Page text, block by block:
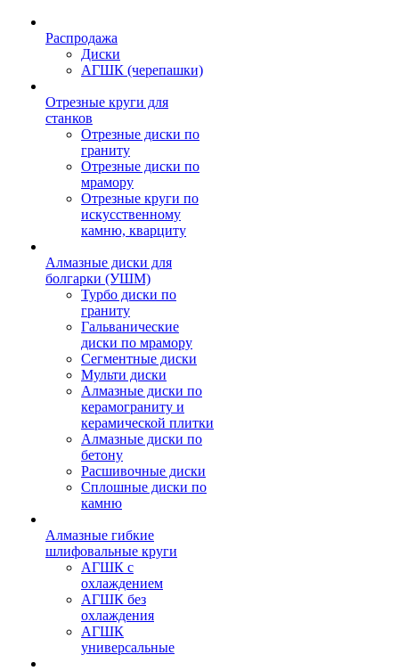
Распродажа
Диски
АГШК (черепашки)
Отрезные круги для
станков
Отрезные диски по
граниту
Отрезные диски по
мрамору
Отрезные круги по
искусственному
камню, кварциту
Алмазные диски для
болгарки (УШМ)
Турбо диски по
граниту
Гальванические
диски по мрамору
Сегментные диски
Мульти диски
Алмазные диски по
керамограниту и
керамической плитки
Алмазные диски по
бетону
Расшивочные диски
Сплошные диски по
камню
Алмазные гибкие
шлифовальные круги
АГШК с
охлаждением
АГШК без
охлаждения
АГШК
универсальные